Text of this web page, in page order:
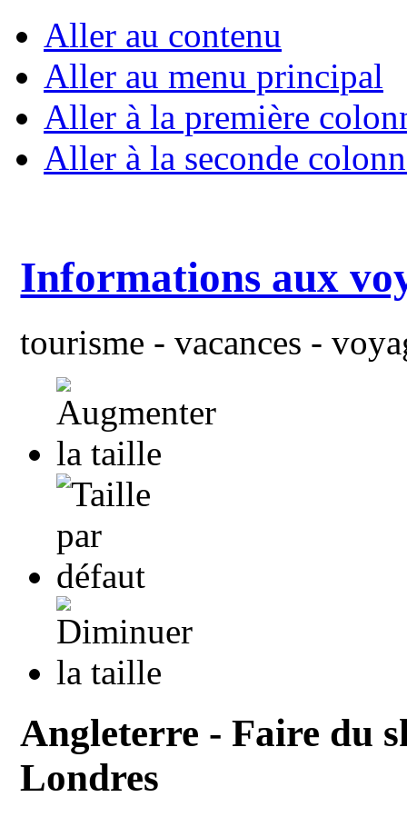
Aller au contenu
Aller au menu principal
Aller à la première
Aller à la seconde
Informations aux
tourisme - vacances -
Angleterre - Faire du
Londres